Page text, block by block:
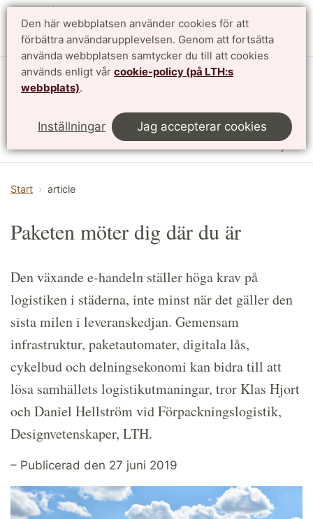
Den här webbplatsen använder cookies för att
förbättra användarupplevelsen. Genom att fortsätta
använda webbplatsen samtycker du till att cookies
används enligt vår cookie-policy (på LTH:s
webbplats).
Inställningar Jag accepterar cookies
Institutionen för designvetenskaper
LTH, Lunds Tekniska Högskola
Meny
Start article
Paketen möter dig där du är
Den växande e-handeln ställer höga krav på
logistiken i städerna, inte minst när det gäller den
sista milen i leveranskedjan. Gemensam
infrastruktur, paketautomater, digitala lås,
cykelbud och delningsekonomi kan bidra till att
lösa samhällets logistikutmaningar, tror Klas Hjort
och Daniel Hellström vid Förpackningslogistik,
Designvetenskaper, LTH.
– Publicerad den 27 juni 2019